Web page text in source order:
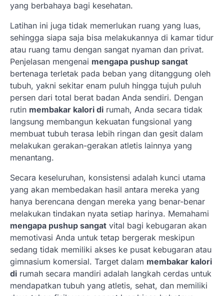
yang berbahaya bagi kesehatan.
Latihan ini juga tidak memerlukan ruang yang luas,
sehingga siapa saja bisa melakukannya di kamar tidur
atau ruang tamu dengan sangat nyaman dan privat.
Penjelasan mengenai mengapa pushup sangat
bertenaga terletak pada beban yang ditanggung oleh
tubuh, yakni sekitar enam puluh hingga tujuh puluh
persen dari total berat badan Anda sendiri. Dengan
rutin membakar kalori di rumah, Anda secara tidak
langsung membangun kekuatan fungsional yang
membuat tubuh terasa lebih ringan dan gesit dalam
melakukan gerakan-gerakan atletis lainnya yang
menantang.
Secara keseluruhan, konsistensi adalah kunci utama
yang akan membedakan hasil antara mereka yang
hanya berencana dengan mereka yang benar-benar
melakukan tindakan nyata setiap harinya. Memahami
mengapa pushup sangat vital bagi kebugaran akan
memotivasi Anda untuk tetap bergerak meskipun
sedang tidak memiliki akses ke pusat kebugaran atau
gimnasium komersial. Target dalam membakar kalori
di rumah secara mandiri adalah langkah cerdas untuk
mendapatkan tubuh yang atletis, sehat, dan memiliki